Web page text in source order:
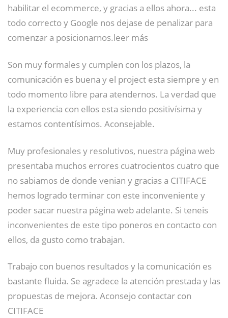
habilitar el ecommerce, y gracias a ellos ahora... esta
todo correcto y Google nos dejase de penalizar para
comenzar a posicionarnos.leer más
Son muy formales y cumplen con los plazos, la
comunicación es buena y el project esta siempre y en
todo momento libre para atendernos. La verdad que
la experiencia con ellos esta siendo positivísima y
estamos contentísimos. Aconsejable.
Muy profesionales y resolutivos, nuestra página web
presentaba muchos errores cuatrocientos cuatro que
no sabiamos de donde venian y gracias a CITIFACE
hemos logrado terminar con este inconveniente y
poder sacar nuestra página web adelante. Si teneis
inconvenientes de este tipo poneros en contacto con
ellos, da gusto como trabajan.
Trabajo con buenos resultados y la comunicación es
bastante fluida. Se agradece la atención prestada y las
propuestas de mejora. Aconsejo contactar con
CITIFACE